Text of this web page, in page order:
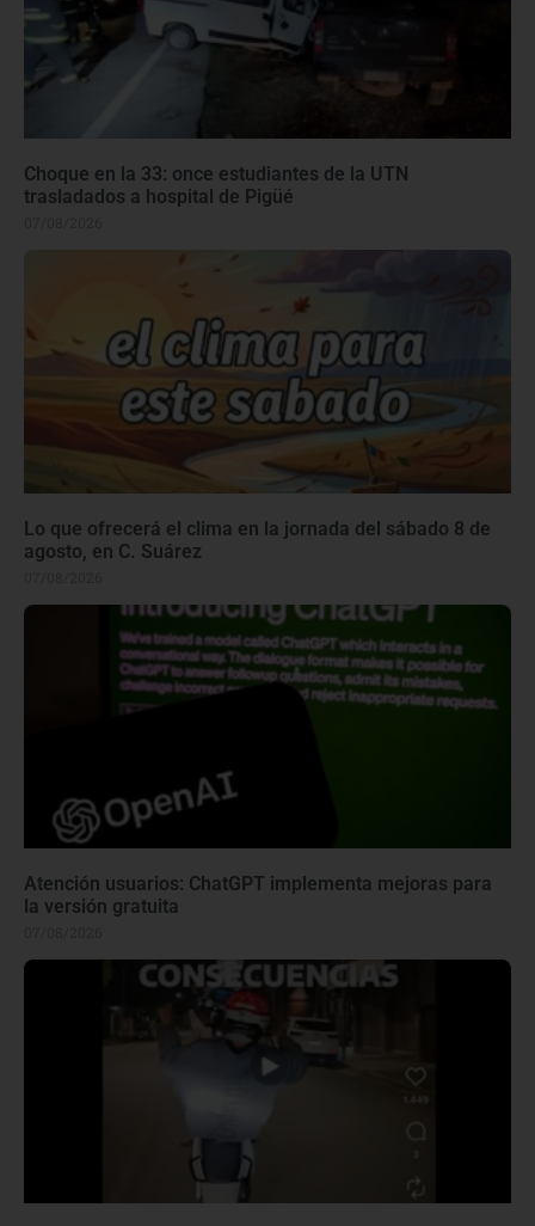
Choque en la 33: once estudiantes de la UTN
trasladados a hospital de Pigüé
Lo que ofrecerá el clima en la jornada del sábado 8 de
agosto, en C. Suárez
Atención usuarios: ChatGPT implementa mejoras para
la versión gratuita